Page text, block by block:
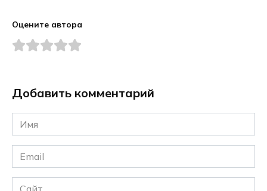
Оцените автора
Добавить комментарий
Имя
*
Email
*
Сайт